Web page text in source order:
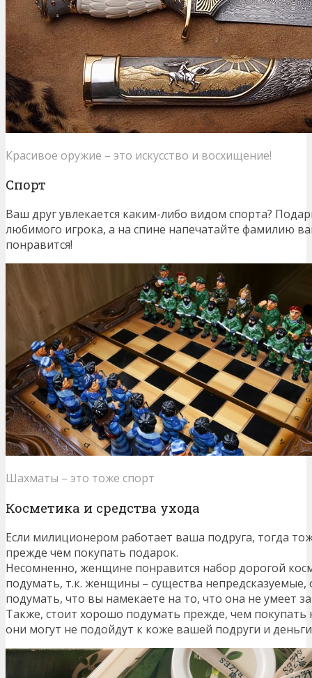
Красивое оружие – это искусство и восхищение!
Спорт
Ваш друг увлекается каким-либо видом спорта?
любимого игрока, а на спине напечатайте фамилию
понравится!
Шахматы – это тоже спорт
Косметика и средства ухода
Если милиционером работает ваша подруга, тогда
прежде чем покупать подарок.
Несомненно, женщине понравится набор дорогой
подумать, т.к. женщины – существа непредсказуемые,
подумать, что вы намекаете на то, что она не умеет
Также, стоит хорошо подумать прежде, чем покупать
они могут не подойдут к коже вашей подруги и деньги